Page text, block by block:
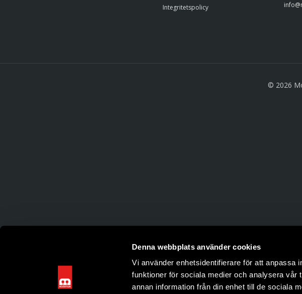
Denna webbplats använder cookies
Vi använder enhetsidentifierare för att anpassa
funktioner för sociala medier och analysera
annan information från din enhet till de sociala
Integritetspolicy
© 2026